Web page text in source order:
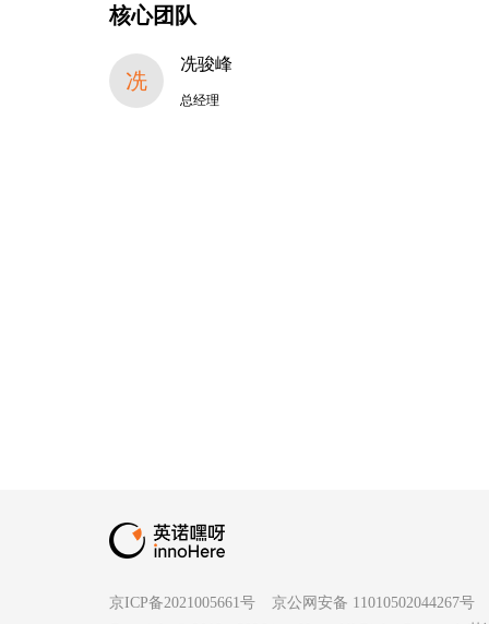
核心团队
冼
冼骏峰
总经理
京ICP备2021005661号
京公网安备 11010502044267号